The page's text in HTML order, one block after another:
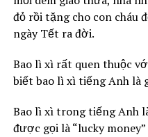
đỏ rồi tặng cho con cháu
ngày Tết ra đời.
Bao lì xì rất quen thuộc
biết bao lì xì tiếng Anh là
Bao lì xì trong tiếng Anh
được gọi là “lucky money”